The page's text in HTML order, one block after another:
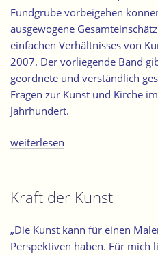
Fundgrube vorbeigehen
ausgewogene
einfachen Verhältnisses von
2007. Der vorliegende Band
geordnete und verständlich
Fragen zur Kunst und Kirche
Jahrhundert.
„Kunst
im
20.
Jahrhundert“
weiterlesen
Kraft der Kunst
„Die Kunst kann für einen
Perspektiven haben. Für mich